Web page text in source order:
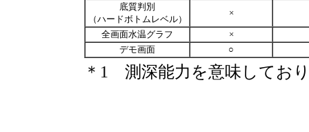
底質判別
（ハードボトムレベル）
×
全画面水温グラフ
×
デモ画面
○
＊1 測深能力を意味してお